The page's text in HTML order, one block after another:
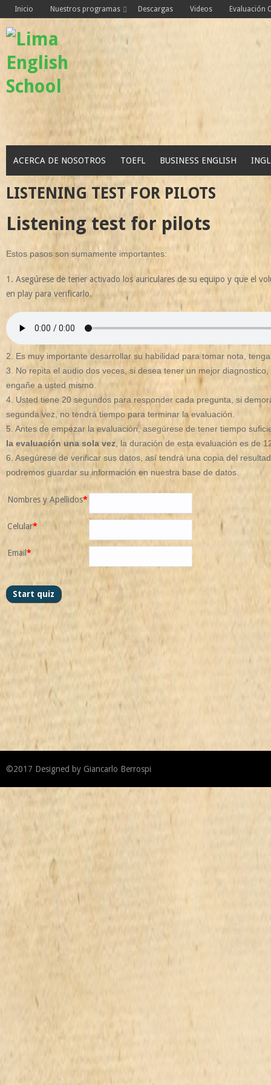
Skip
to
content
Inicio Nuestros programas Descargas Videos Evaluación
ACERCA DE NOSOTROS TOEFL BUSINESS ENGLISH
LISTENING TEST FOR PILOTS
Listening test for pilots
Estos pasos son sumamente importantes:
1. Asegúrese de tener activado los auriculares de su equipo y que el
en play para verificarlo.
2. Es muy importante desarrollar su habilidad para tomar nota,
3. No repita el audio dos veces, si desea tener un mejor
engañe a usted mismo.
4. Usted tiene 20 segundos para responder cada pregunta, si
segunda vez, no tendrá tiempo para terminar la evaluación.
5. Antes de empezar la evaluación, asegúrese de tener tiempo
la evaluación una sola vez, la duración de esta evaluación es de
6. Asegúrese de verificar sus datos, así tendrá una copia del
podremos guardar su información en nuestra base de datos.
Nombres y Apellidos*
Celular*
Email *
©2017 Designed byGiancarlo Berrospi